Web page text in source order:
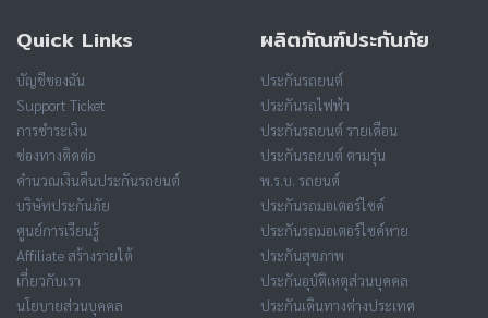
Quick Links
บัญชีของฉัน
Support Ticket
การชำระเงิน
ช่องทางติดต่อ
คำนวณเงินคืนประกันรถยนต์
บริษัทประกันภัย
ศูนย์การเรียนรู้
Affiliate สร้างรายได้
เกี่ยวกับเรา
นโยบายส่วนบุคคล
ผลิตภัณฑ์ประกันภัย
ประกันรถยนต์
ประกันรถไฟฟ้า
ประกันรถยนต์ รายเดือน
ประกันรถยนต์ ตามรุ่น
พ.ร.บ. รถยนต์
ประกันรถมอเตอร์ไซค์
ประกันรถมอเตอร์ไซค์หาย
ประกันสุขภาพ
ประกันอุบัติเหตุส่วนบุคคล
ประกันเดินทางต่างประเทศ